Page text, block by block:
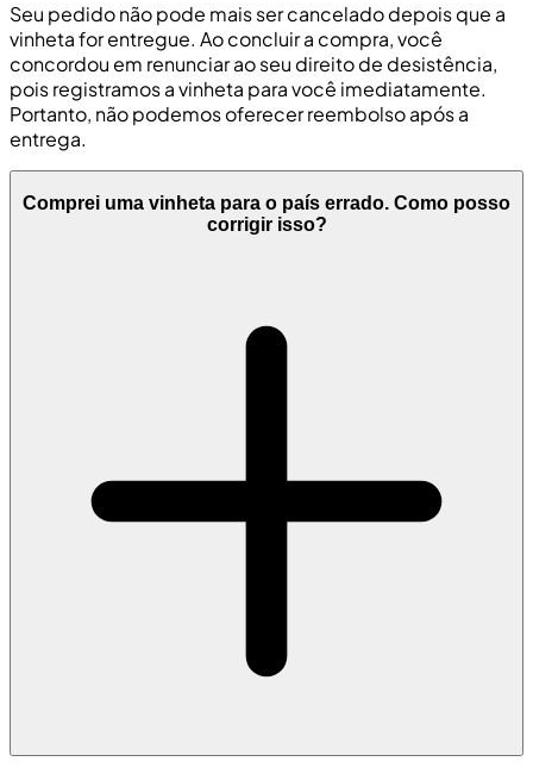
Seu pedido não pode mais ser cancelado depois que a
vinheta for entregue. Ao concluir a compra, você
concordou em renunciar ao seu direito de desistência,
pois registramos a vinheta para você imediatamente.
Portanto, não podemos oferecer reembolso após a
entrega.
Comprei uma vinheta para o país errado. Como posso
corrigir isso?